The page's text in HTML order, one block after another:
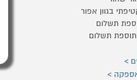
בגוון אפור
תשלום
תשלום